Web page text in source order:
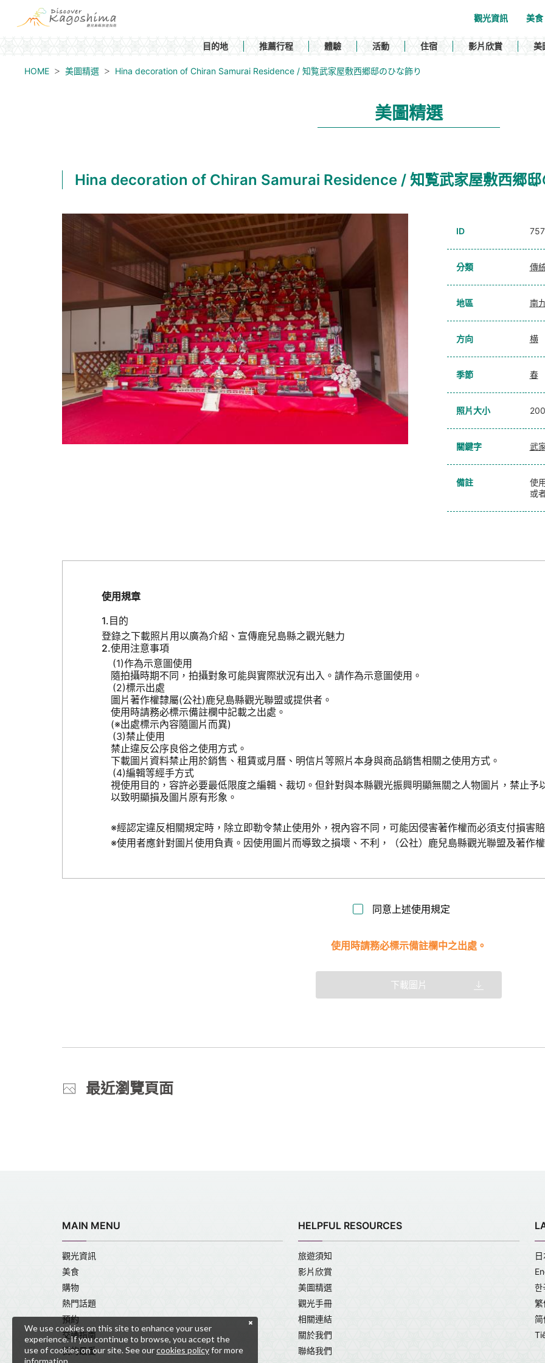
觀光資訊 美食
目的地 推薦行程 體驗 活動 住宿 影片欣賞 美
HOME 美圖精選 Hina decoration of Chiran Samurai Residence / 知覧武家屋敷西郷邸のひな飾り
美圖精選
Hina decoration of Chiran Samurai Residence / 知覧武家屋敷西郷邸
ID 757
分類 傳
地區 南
方向 横
季節 春
照片大小
關鍵字 武
備註
使
或
使用規章
目的
登錄之下載照片用以廣為介紹、宣傳鹿兒島縣之觀光魅力
使用注意事項
作為示意圖使用
隨拍攝時期不同，拍攝對象可能與實際狀況有出入。請作為示意圖使用。
標示出處
圖片著作權隸屬(公社)鹿兒島縣觀光聯盟或提供者。
使用時請務必標示備註欄中記載之出處。
(※出處標示內容隨圖片而異)
禁止使用
禁止違反公序良俗之使用方式。
下載圖片資料禁止用於銷售、租賃或月曆、明信片等照片本身與商品銷售相關之使用方式。
編輯等經手方式
視使用目的，容許必要最低限度之編輯、裁切。但針對與本縣觀光振興明顯無關之人物圖片，禁止予
以致明顯損及圖片原有形象。
※經認定違反相關規定時，除立即勒令禁止使用外，視內容不同，可能因侵害著作權而必須支付損害賠
※使用者應針對圖片使用負責。因使用圖片而導致之損壞、不利，（公社）鹿兒島縣觀光聯盟及著作
同意上述使用規定
使用時請務必標示備註欄中之出處。
下載圖片
最近瀏覽頁面
MAIN MENU
觀光資訊
美食
購物
熱門話題
預約
交通指南
我的最愛
HELPFUL RESOURCES
旅遊須知
影片欣賞
美圖精選
觀光手冊
相關連結
關於我們
聯絡我們
한
繁
简
We use cookies on this site to enhance your user
experience. If you continue to browse, you accept the
use of cookies on our site. See ourcookies policyfor more
information.